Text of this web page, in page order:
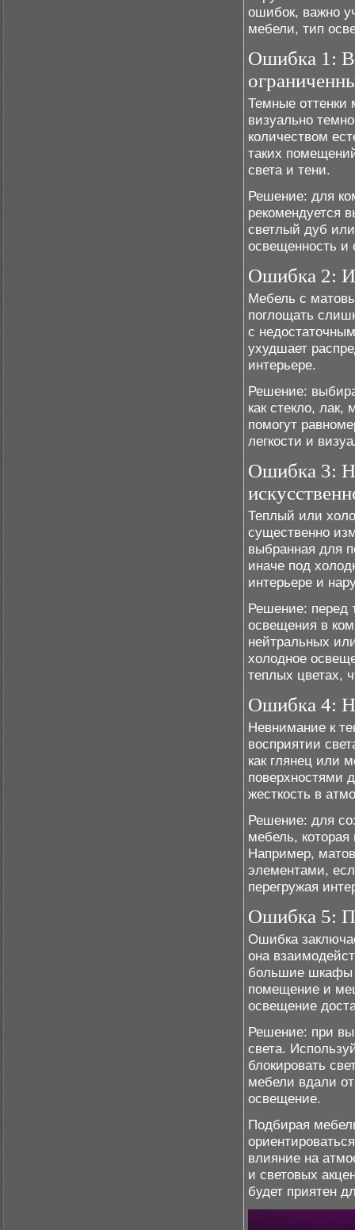
ошибок, важно
мебели, тип
Ошибка 1:
Темные оттенки
визуально
количеством
таких
света и тени.
Решение: для
рекомендуется
светлый дуб
освещенность и
Ошибка 2:
Мебель с
поглощать
с
ухудшает
интерьере.
Решение:
как стекло,
помогут
легкости и
Ошибка 3:
Теплый или
существенно
выбранная для
иначе под
интерьере и
Решение: перед
освещения в
нейтральных
холодное
теплых цветах,
Ошибка 4:
Невнимание к
восприятии
как глянец или
поверхностями
жесткость в
Решение: для
мебель,
Например,
элементами,
перегружая
Ошибка 5:
Ошибка
она
большие шкафы
помещение и
освещение
Решение: при
света.
блокировать
мебели вдали
освещение.
Подбирая
влияние на
и световых
будет приятен